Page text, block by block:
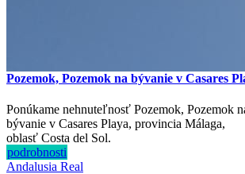
Pozemok, Pozemok na bývanie v Casares
Ponúkame nehnuteľnosť Pozemok, Pozemok
bývanie v Casares Playa, provincia Málaga,
oblasť Costa del Sol.
podrobnosti
Andalusia Real